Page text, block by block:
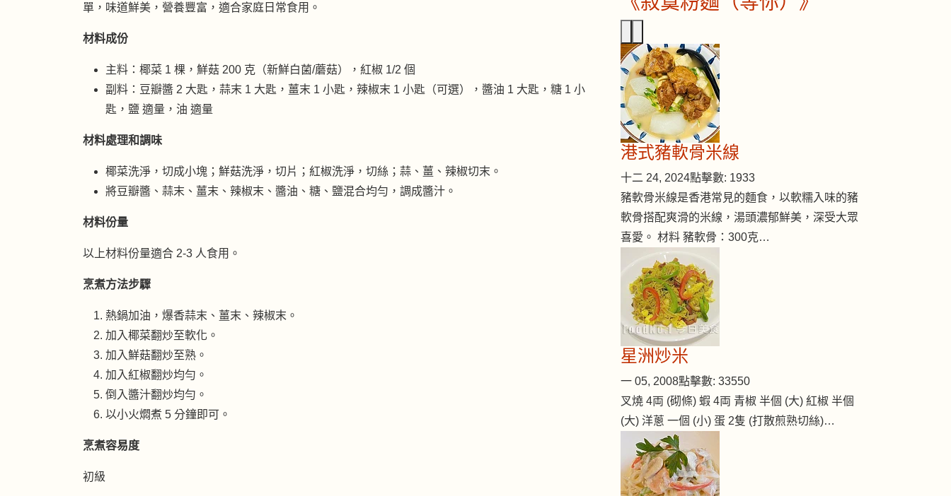
單，味道鮮美，營養豐富，適合家庭日常食用。
材料成份
主料：椰菜 1 棵，鮮菇 200 克（新鮮白菌/蘑菇），紅椒 1/2 個
副料：豆瓣醬 2 大匙，蒜末 1 大匙，薑末 1 小匙，辣椒末 1 小匙（可選），醬油 1 大匙，糖 1 小
匙，鹽 適量，油 適量
材料處理和調味
椰菜洗淨，切成小塊；鮮菇洗淨，切片；紅椒洗淨，切絲；蒜、薑、辣椒切末。
將豆瓣醬、蒜末、薑末、辣椒末、醬油、糖、鹽混合均勻，調成醬汁。
材料份量
以上材料份量適合 2-3 人食用。
烹煮方法步驟
熱鍋加油，爆香蒜末、薑末、辣椒末。
加入椰菜翻炒至軟化。
加入鮮菇翻炒至熟。
加入紅椒翻炒均勻。
倒入醬汁翻炒均勻。
以小火燜煮 5 分鐘即可。
烹煮容易度
初級
港式豬軟骨米線
十二 24, 2024點擊數: 1933
豬軟骨米線是香港常見的麵食，以軟糯入味的豬
軟骨搭配爽滑的米線，湯頭濃郁鮮美，深受大眾
喜愛。 材料 豬軟骨：300克…
星洲炒米
一 05, 2008點擊數: 33550
叉燒 4両 (砌條) 蝦 4両 青椒 半個 (大) 紅椒 半個
(大) 洋蔥 一個 (小) 蛋 2隻 (打散煎熟切絲)…